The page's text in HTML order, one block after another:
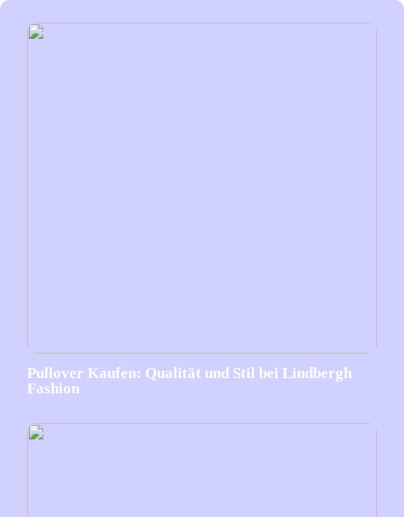
Pullover Kaufen: Qualität und Stil bei Lindbergh
Fashion